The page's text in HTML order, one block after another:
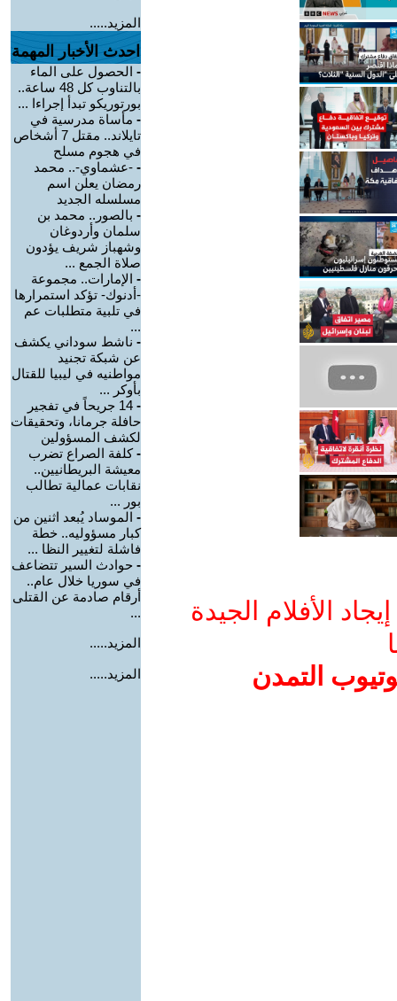
الأفلام الجيدة
التمدن
المزيد.....
احدث الأخبار المهمة
- الحصول على الماء
بالتناوب كل 48 ساعة..
بورتوريكو تبدأ إجراءا ...
- مأساة مدرسية في
تايلاند.. مقتل 7 أشخاص
في هجوم مسلح
- -عشماوي-.. محمد
رمضان يعلن اسم
مسلسله الجديد
- بالصور.. محمد بن
سلمان وأردوغان
وشهباز شريف يؤدون
صلاة الجمع ...
- الإمارات.. مجموعة
-أدنوك- تؤكد استمرارها
في تلبية متطلبات عم
...
- ناشط سوداني يكشف
عن شبكة تجنيد
مواطنيه في ليبيا للقتال
بأوكر ...
-
14 جريحاً في تفجير
حافلة جرمانا، وتحقيقات
لكشف المسؤولين
-كلفة الصراع تضرب
معيشة البريطانيين..
نقابات عمالية تطالب
بور ...
- الموساد يُبعد اثنين من
كبار مسؤوليه.. خطة
فاشلة لتغيير النظا ...
- حوادث السير تتضاعف
في سوريا خلال عام..
أرقام صادمة عن القتلى
...
المزيد.....
المزيد.....